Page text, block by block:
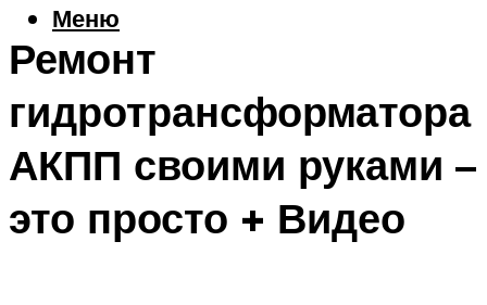
Меню
Ремонт
гидротрансформатора
АКПП своими руками –
это просто + Видео